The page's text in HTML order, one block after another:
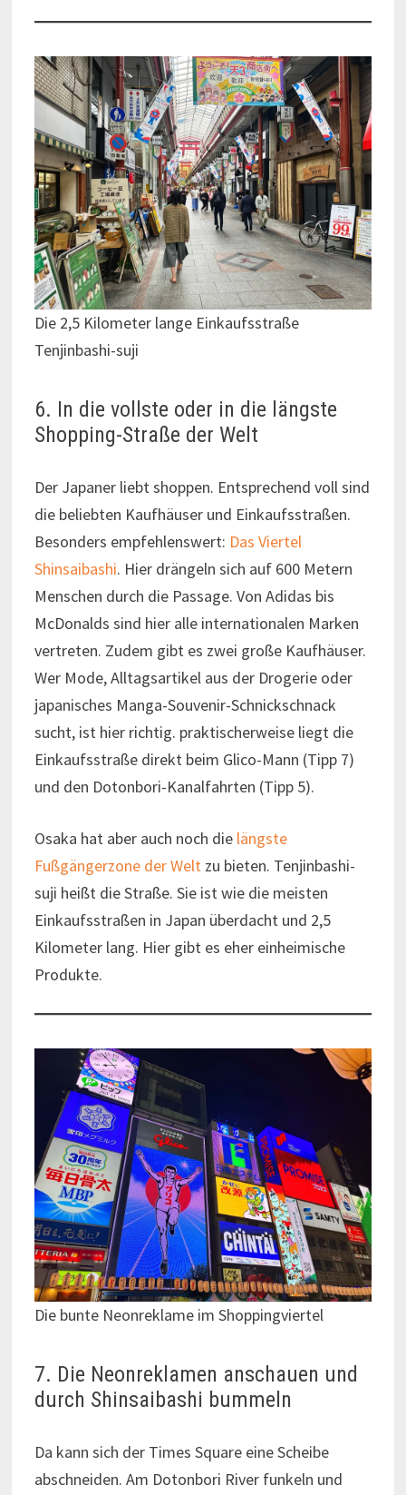
Die 2,5 Kilometer lange Einkaufsstraße
Tenjinbashi-suji
6. In die vollste oder in die längste
Shopping-Straße der Welt
Der Japaner liebt shoppen. Entsprechend voll sind
die beliebten Kaufhäuser und Einkaufsstraßen.
Besonders empfehlenswert: Das Viertel
Shinsaibashi. Hier drängeln sich auf 600 Metern
Menschen durch die Passage. Von Adidas bis
McDonalds sind hier alle internationalen Marken
vertreten. Zudem gibt es zwei große Kaufhäuser.
Wer Mode, Alltagsartikel aus der Drogerie oder
japanisches Manga-Souvenir-Schnickschnack
sucht, ist hier richtig. praktischerweise liegt die
Einkaufsstraße direkt beim Glico-Mann (Tipp 7)
und den Dotonbori-Kanalfahrten (Tipp 5).
Osaka hat aber auch noch dielängste
Fußgängerzone der Weltzu bieten. Tenjinbashi-
suji heißt die Straße. Sie ist wie die meisten
Einkaufsstraßen in Japan überdacht und 2,5
Kilometer lang. Hier gibt es eher einheimische
Produkte.
Die bunte Neonreklame im Shoppingviertel
7. Die Neonreklamen anschauen und
durch Shinsaibashi bummeln
Da kann sich der Times Square eine Scheibe
abschneiden. Am Dotonbori River funkeln und